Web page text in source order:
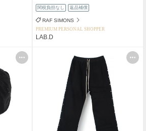
関税負担なし 返品補償
RAF SIMONS
PREMIUM PERSONAL SHOPPER
LAB.D